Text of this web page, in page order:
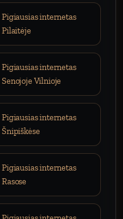
Pigiausias internetas
Pilaitėje
Pigiausias internetas
Senojoje Vilnioje
Pigiausias internetas
Šnipiškėse
Pigiausias internetas
Rasose